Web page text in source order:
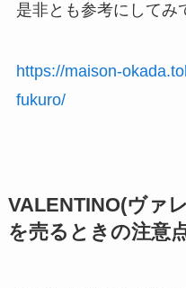
是非とも参考にしてみ
https://maison-
fukuro/
VALENTINO(ヴァ
を売るときの注意